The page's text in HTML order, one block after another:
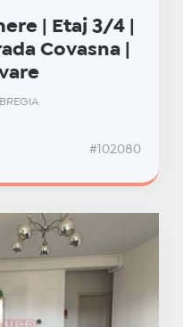
| Etaj 3/4 |
Covasna |
#102080